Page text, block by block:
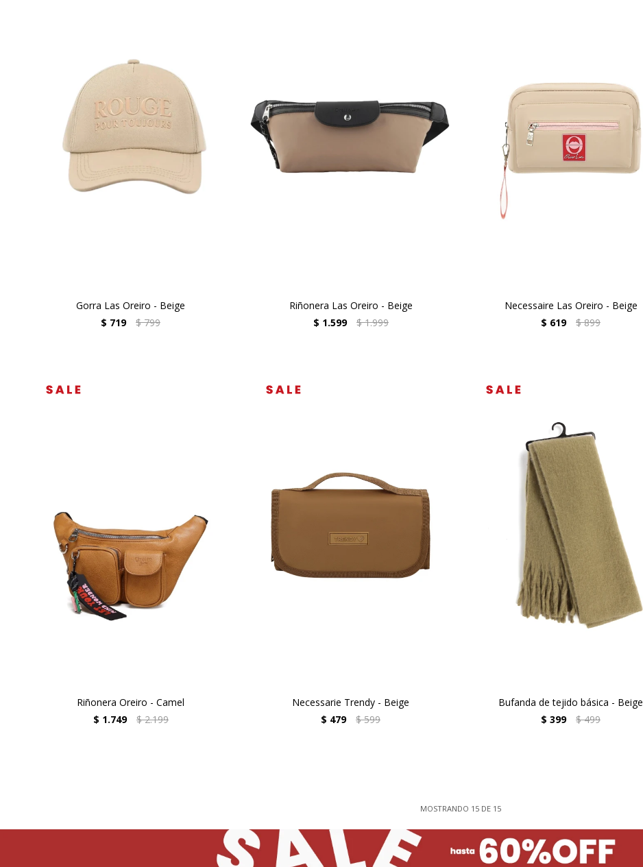
Gorra Las Oreiro - Beige
$ 719 $ 799
Riñonera Las Oreiro - Beige
$ 1.599 $ 1.999
Necessaire Las Oreiro - Beige
$ 619 $ 899
Riñonera Oreiro - Camel
$ 1.749 $ 2.199
Necessarie Trendy - Beige
$ 479 $ 599
Bufanda de tejido básica - Beige
$ 399 $ 499
MOSTRANDO 15 DE 15